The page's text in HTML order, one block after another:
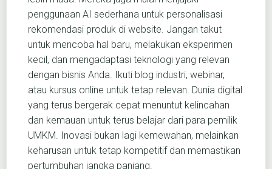
penggunaan AI sederhana untuk personalisasi
rekomendasi produk di website. Jangan takut
untuk mencoba hal baru, melakukan eksperimen
kecil, dan mengadaptasi teknologi yang relevan
dengan bisnis Anda. Ikuti blog industri, webinar,
atau kursus online untuk tetap relevan. Dunia digital
yang terus bergerak cepat menuntut kelincahan
dan kemauan untuk terus belajar dari para pemilik
UMKM. Inovasi bukan lagi kemewahan, melainkan
keharusan untuk tetap kompetitif dan memastikan
pertumbuhan jangka panjang.